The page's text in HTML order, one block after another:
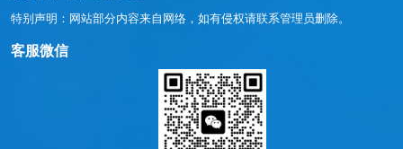
特别声明：网站部分内容来自网络，如有侵权请联系管理员删除。
客服微信